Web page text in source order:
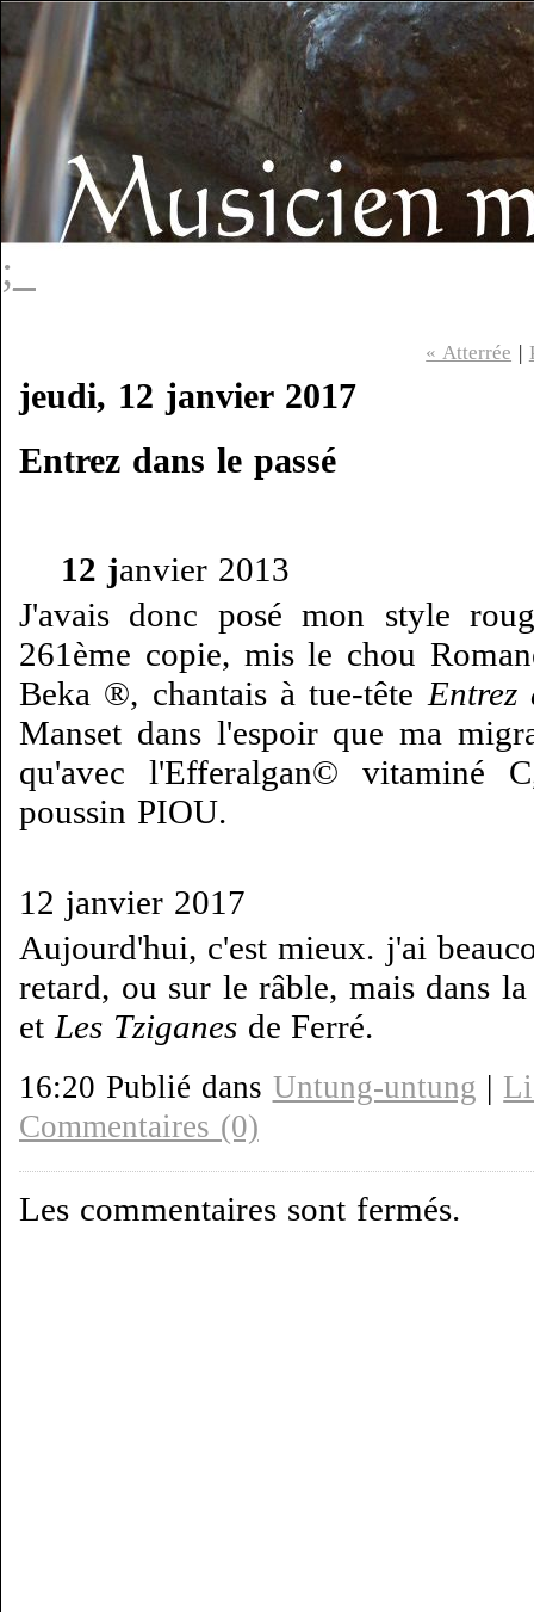
;_
« Atterrée |
jeudi, 12 janvier 2017
Entrez dans le passé
12 janvier 2013
J'avais donc posé mon style
261ème copie, mis le chou
Beka ®, chantais à tue-tête Entrez
Manset dans l'espoir que ma
qu'avec l'Efferalgan© vitaminé
poussin PIOU.
12 janvier 2017
Aujourd'hui, c'est mieux. j'ai
retard, ou sur le râble, mais dans
et Les Tziganesde Ferré.
16:20 Publié dans Untung-untung |
Commentaires (0)
Les commentaires sont fermés.